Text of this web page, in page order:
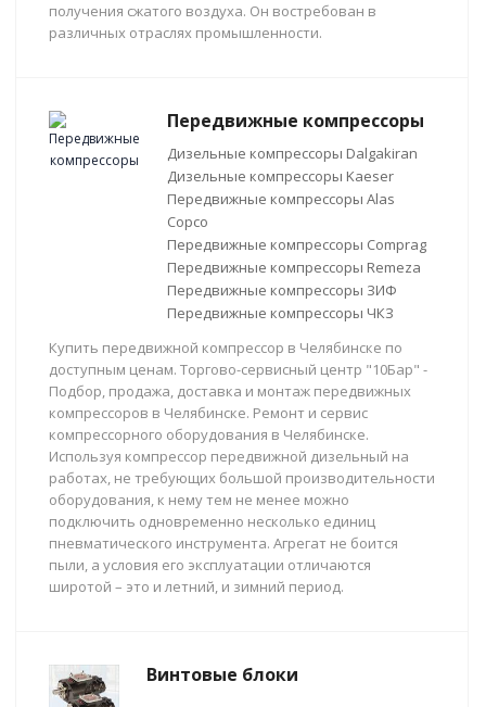
получения сжатого воздуха. Он востребован в
различных отраслях промышленности.
Передвижные компрессоры
Дизельные компрессоры Dalgakiran
Дизельные компрессоры Kaeser
Передвижные компрессоры Alas
Copco
Передвижные компрессоры Comprag
Передвижные компрессоры Remeza
Передвижные компрессоры ЗИФ
Передвижные компрессоры ЧКЗ
Купить передвижной компрессор в Челябинске по
доступным ценам. Торгово-сервисный центр "10Бар" -
Подбор, продажа, доставка и монтаж передвижных
компрессоров в Челябинске. Ремонт и сервис
компрессорного оборудования в Челябинске.
Используя компрессор передвижной дизельный на
работах, не требующих большой производительности
оборудования, к нему тем не менее можно
подключить одновременно несколько единиц
пневматического инструмента. Агрегат не боится
пыли, а условия его эксплуатации отличаются
широтой – это и летний, и зимний период.
Винтовые блоки